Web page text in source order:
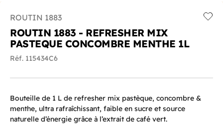
ROUTIN 1883
ROUTIN 1883 - REFRESHER MIX
PASTEQUE CONCOMBRE MENTHE 1L
Réf. 115434C6
Bouteille de 1 L de refresher mix pastèque, concombre &
menthe, ultra rafraîchissant, faible en sucre et source
naturelle d’énergie grâce à l’extrait de café vert.